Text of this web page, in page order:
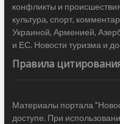
конфликты и
культура, спорт,
Украиной, Арменией,
и ЕС. Новости туризма и
Правила
Материалы портала
доступе. При